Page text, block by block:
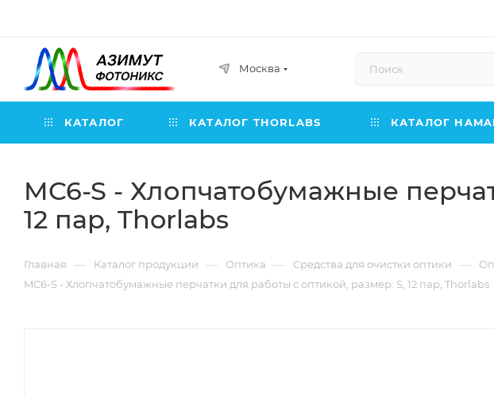
Москва
КАТАЛОГ КАТАЛОГ THORLABS КАТАЛОГ
MC6-S - Хлопчатобумажные
12 пар, Thorlabs
Главная — Каталог продукции — Оптика — Средства для очистки оптики —
MC6-S - Хлопчатобумажные перчатки для работы с оптикой, размер: S, 12 пар, Thorlabs